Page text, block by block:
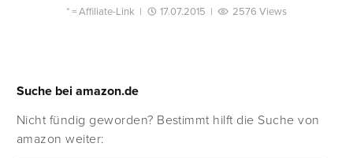
* =Affiliate-Link | 17.07.2015 | 2576 Views
Suche bei amazon.de
Nicht fündig geworden? Bestimmt hilft die Suche von
amazon weiter: